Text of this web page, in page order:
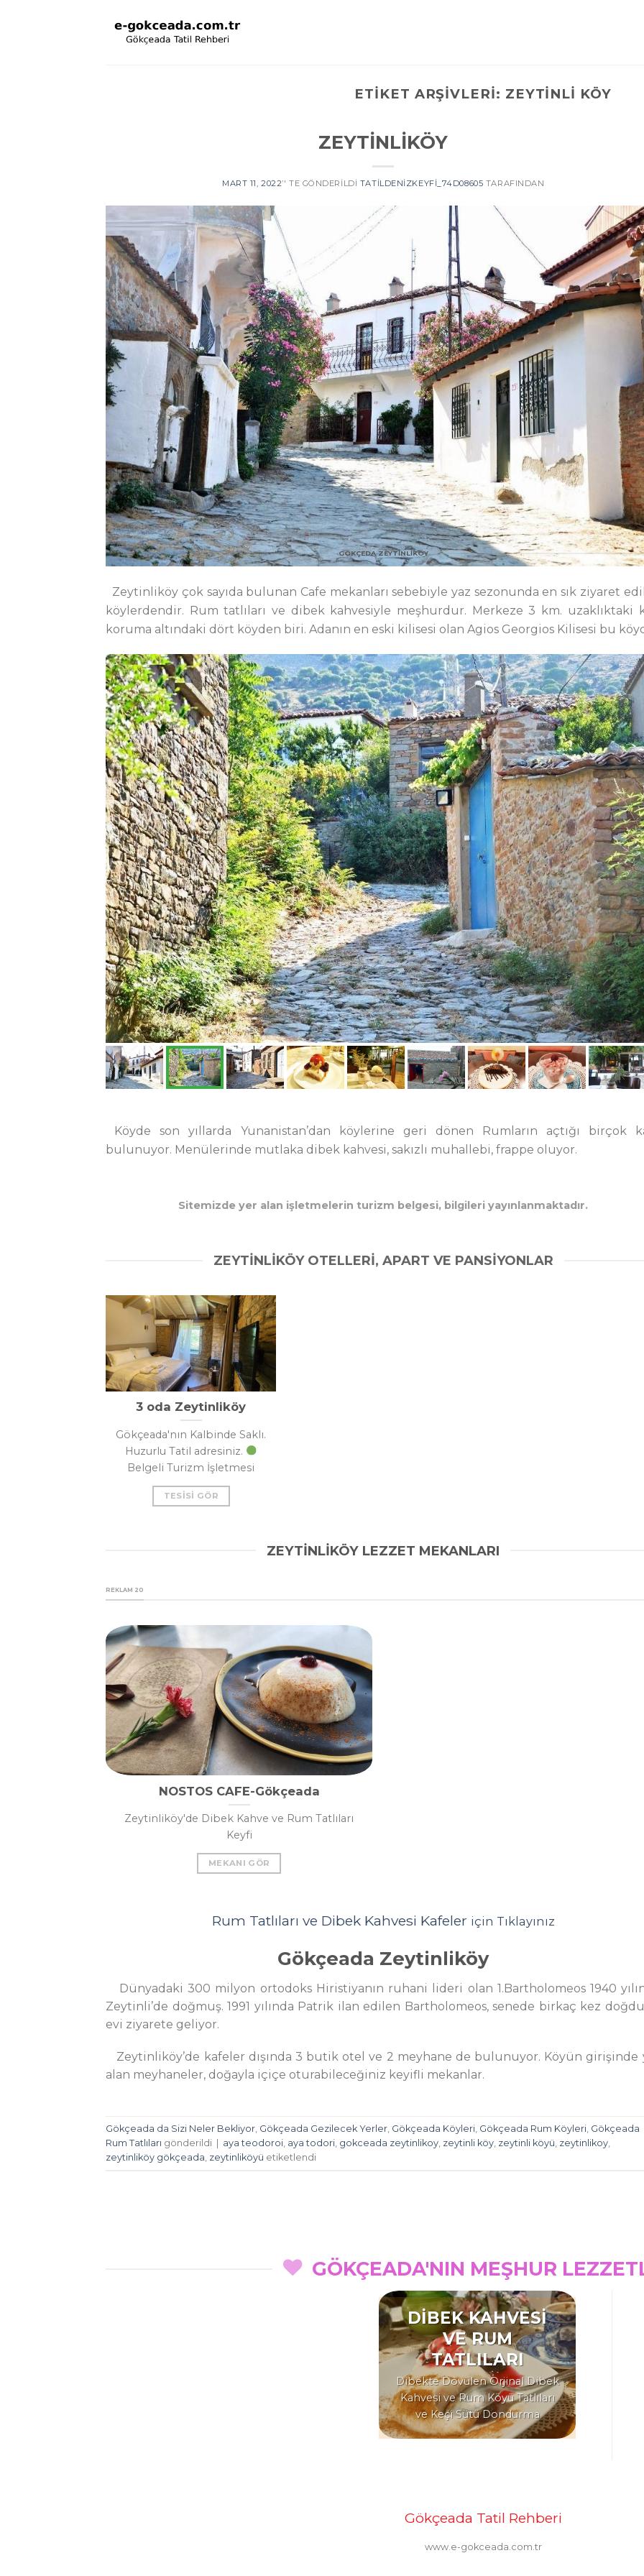
ETIKET ARŞIVLERI: ZEYTINLI KÖY
ZEYTİNLİKÖY
MART 11, 2022’' TE GÖNDERILDI TATILDENIZKEYFI_74D08605 TARAFINDAN
GÖKÇEDA ZEYTINLIKÖY
Zeytinliköy çok sayıda bulunan Cafe mekanları sebebiyle yaz sezonunda en sık ziyaret
köylerdendir. Rum tatlıları ve dibek kahvesiyle meşhurdur. Merkeze 3 km. uzaklıktaki
koruma altındaki dört köyden biri. Adanın en eski kilisesi olan Agios Georgios Kilisesi bu
Köyde son yıllarda Yunanistan’dan köylerine geri dönen Rumların açtığı birçok
bulunuyor. Menülerinde mutlaka dibek kahvesi, sakızlı muhallebi, frappe oluyor.
Sitemizde yer alan işletmelerin turizm belgesi, bilgileri yayınlanmaktadır.
ZEYTİNLİKÖY OTELLERİ, APART VE PANSİYONLAR
3 oda Zeytinliköy
Gökçeada'nın Kalbinde Saklı.
Huzurlu Tatil adresiniz.
Belgeli Turizm İşletmesi
TESISI GÖR
ZEYTİNLİKÖY LEZZET MEKANLARI
REKLAM 20
NOSTOS CAFE-Gökçeada
Zeytinliköy'de Dibek Kahve ve Rum Tatlıları
Keyfi
MEKANI GÖR
Rum Tatlıları ve Dibek Kahvesi Kafeler için Tıklayınız
Gökçeada Zeytinliköy
Dünyadaki 300 milyon ortodoks Hiristiyanın ruhani lideri olan 1.Bartholomeos 1940
Zeytinli’de doğmuş. 1991 yılında Patrik ilan edilen Bartholomeos, senede birkaç kez
evi ziyarete geliyor.
Zeytinliköy’de kafeler dışında 3 butik otel ve 2 meyhane de bulunuyor. Köyün girişinde
alan meyhaneler, doğayla içiçe oturabileceğiniz keyifli mekanlar.
Gökçeada da Sizi Neler Bekliyor Gökçeada Gezilecek Yerler Gökçeada Köyleri Gökçeada Rum Köyleri Gökçeada
Rum Tatlıları gönderildi | aya teodoroi aya todori gokceada zeytinlikoy zeytinli köy zeytinli köyü zeytinlikoy
zeytinliköy gökçeada zeytinliköyü etiketlendi
GÖKÇEADA'NIN MEŞHUR
DİBEK KAHVESİ
VE RUM
TATLILARI
Dibekte Dövülen Orjinal Dibek
Kahvesi ve Rum Köyü Tatlıları
ve Keçi Sütü Dondurma
Gökçeada Tatil Rehberi
www.e-gokceada.com.tr